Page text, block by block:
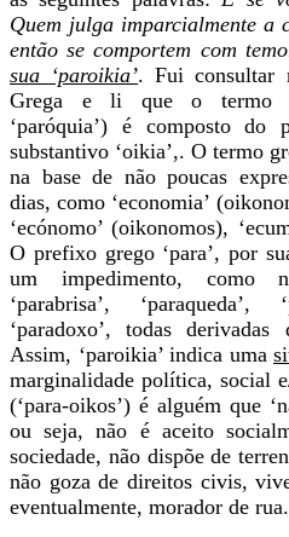
Quem julga imparcialmente a
então se comportem com
sua ‘paroikia’. Fui consultar
Grega e li que o termo
‘paróquia’) é composto do
substantivo ‘oikia’,. O termo
na base de não poucas
dias, como ‘economia’
‘ecónomo’ (oikonomos),
O prefixo grego ‘para’, por
um impedimento, como
‘parabrisa’, ‘paraqueda’,
‘paradoxo’, todas
Assim, ‘paroikia’ indica uma
marginalidade política, social
(‘para-oikos’) é alguém que
ou seja, não é aceito
sociedade, não dispõe de
não goza de direitos civis,
eventualmente, morador de rua.